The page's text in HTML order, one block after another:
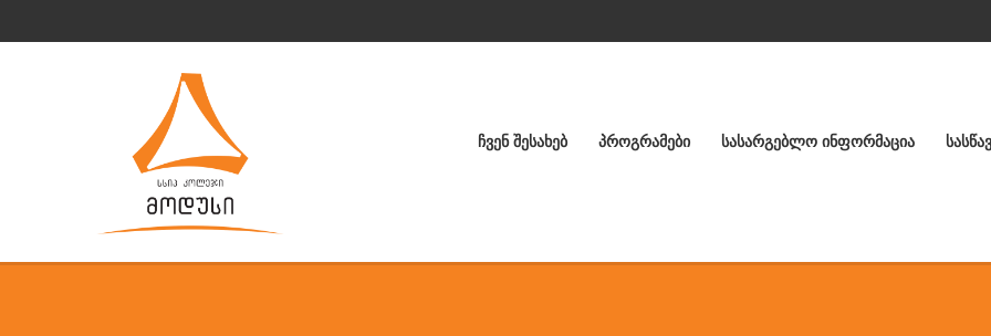
ᲩᲕᲔᲜ ᲨᲔᲡᲐᲮᲔᲑ ᲞᲠᲝᲒᲠᲐᲛᲔᲑᲘ ᲡᲐᲡᲐᲠᲒᲔᲑᲚᲝ ᲘᲜᲤᲝᲠᲛᲐᲪᲘᲐ